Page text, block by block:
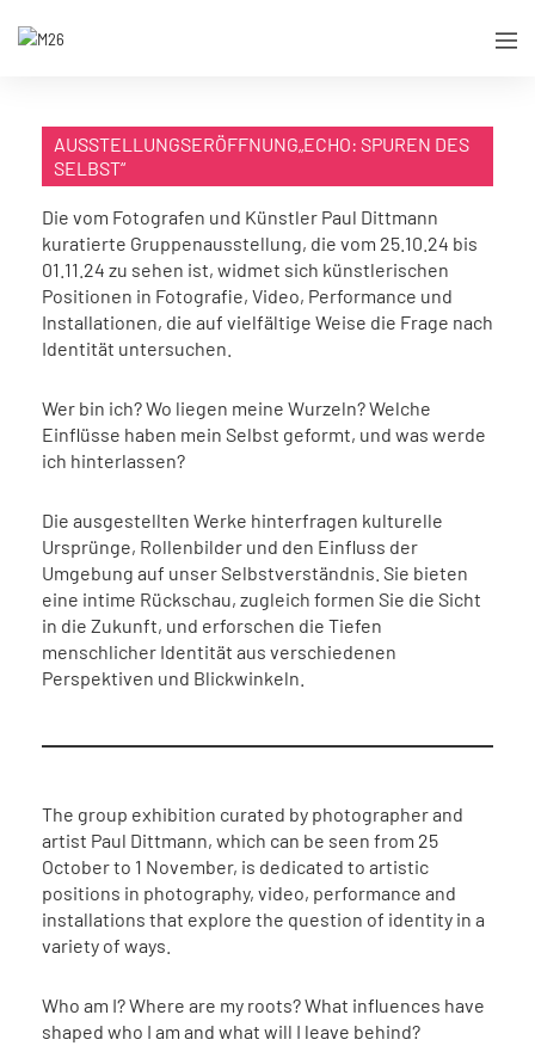
AUSSTELLUNGSERÖFFNUNG„ECHO: SPUREN DES
SELBST“
Die vom Fotografen und Künstler Paul Dittmann
kuratierte Gruppenausstellung, die vom 25.10.24 bis
01.11.24 zu sehen ist, widmet sich künstlerischen
Positionen in Fotografie, Video, Performance und
Installationen, die auf vielfältige Weise die Frage nach
Identität untersuchen.
Wer bin ich? Wo liegen meine Wurzeln? Welche
Einflüsse haben mein Selbst geformt, und was werde
ich hinterlassen?
Die ausgestellten Werke hinterfragen kulturelle
Ursprünge, Rollenbilder und den Einfluss der
Umgebung auf unser Selbstverständnis. Sie bieten
eine intime Rückschau, zugleich formen Sie die Sicht
in die Zukunft, und erforschen die Tiefen
menschlicher Identität aus verschiedenen
Perspektiven und Blickwinkeln.
The group exhibition curated by photographer and
artist Paul Dittmann, which can be seen from 25
October to 1 November, is dedicated to artistic
positions in photography, video, performance and
installations that explore the question of identity in a
variety of ways.
Who am I? Where are my roots? What influences have
shaped who I am and what will I leave behind?